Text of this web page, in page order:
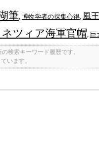
筆 博物学者の採集心得 風
ツィア海軍官帽 巨
検索キーワード履歴です。
います。